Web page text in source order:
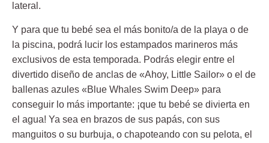
lateral.
Y para que tu bebé sea el más bonito/a de la playa o de
la piscina, podrá lucir los estampados marineros más
exclusivos de esta temporada. Podrás elegir entre el
divertido diseño de anclas de «Ahoy, Little Sailor» o el de
ballenas azules «Blue Whales Swim Deep» para
conseguir lo más importante: ¡que tu bebé se divierta en
el agua! Ya sea en brazos de sus papás, con sus
manguitos o su burbuja, o chapoteando con su pelota, el